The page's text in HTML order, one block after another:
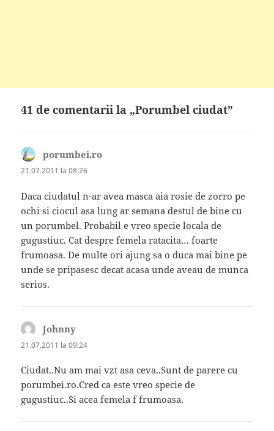
41 de comentarii la „Porumbel ciudat”
porumbei.ro
21.07.2011 la 08:26
Daca ciudatul n-ar avea masca aia rosie de zorro pe
ochi si ciocul asa lung ar semana destul de bine cu
un porumbel. Probabil e vreo specie locala de
gugustiuc. Cat despre femela ratacita… foarte
frumoasa. De multe ori ajung sa o duca mai bine pe
unde se pripasesc decat acasa unde aveau de munca
serios.
Johnny
21.07.2011 la 09:24
Ciudat..Nu am mai vzt asa ceva..Sunt de parere cu
porumbei.ro.Cred ca este vreo specie de
gugustiuc..Si acea femela f frumoasa.